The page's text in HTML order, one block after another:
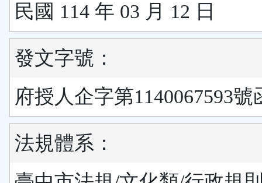
民國 114 年 03 月 12 日
發文字號：
府授人企字第1140067593號
法規體系：